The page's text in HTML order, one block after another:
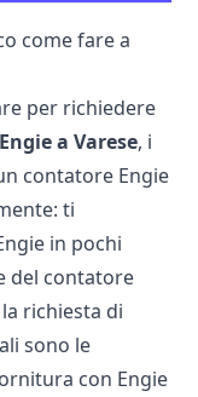
come fare a
per richiedere
a Varese, i
contatore Engie
ti
in pochi
del contatore
richiesta di
sono le
con Engie